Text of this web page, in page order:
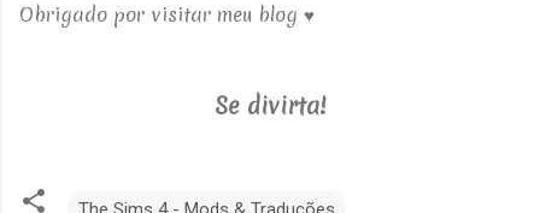
Obrigado por visitar meu blog ♥
Se divirta!